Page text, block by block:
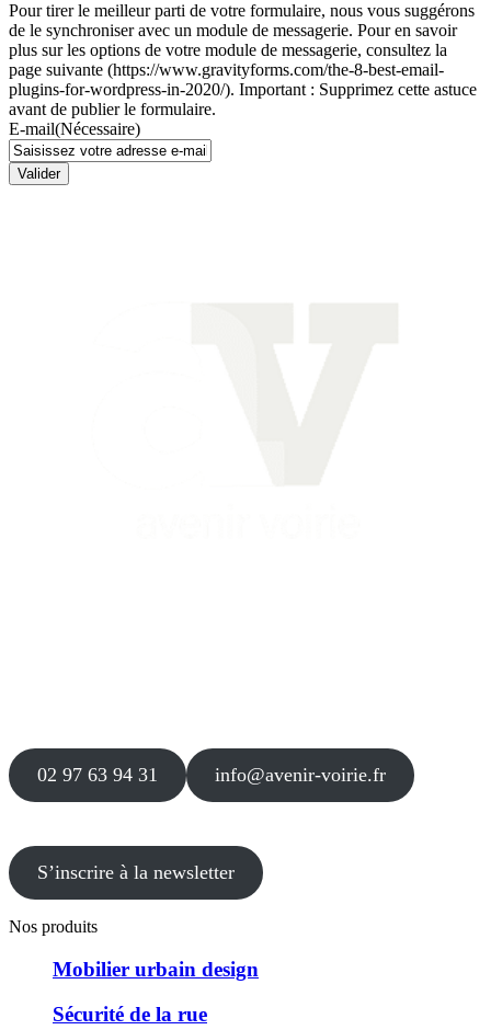
Pour tirer le meilleur parti de votre formulaire, nous vous suggérons
de le synchroniser avec un module de messagerie. Pour en savoir
plus sur les options de votre module de messagerie, consultez la
page suivante (https://www.gravityforms.com/the-8-best-email-
plugins-for-wordpress-in-2020/). Important : Supprimez cette astuce
avant de publier le formulaire.
E-mail(Nécessaire)
Valider
02 97 63 94 31 info@avenir-voirie.fr
S’inscrire à la newsletter
Nos produits
Mobilier urbain design
Sécurité de la rue